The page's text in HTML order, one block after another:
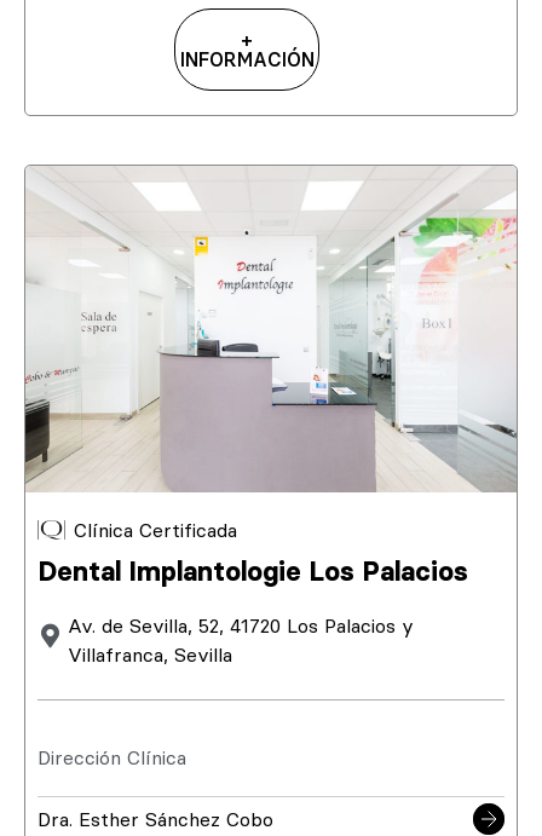
+
INFORMACIÓN
Clínica Certificada
Dental Implantologie Los Palacios
Av. de Sevilla, 52, 41720 Los Palacios y
Villafranca, Sevilla
Dirección Clínica
Dra. Esther Sánchez Cobo